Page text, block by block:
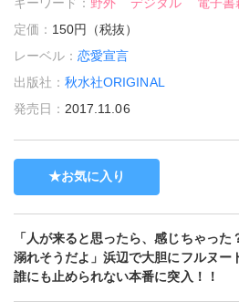
定価： 150円（税抜）
レーベル：恋愛宣言
出版社：秋水社ORIGINAL
発売日： 2017.11.06
お気に入り
「人が来ると思ったら、感じちゃっ
溺れそうだよ」浜辺で大胆にフルヌ
誰にも止められない本番に突入！！